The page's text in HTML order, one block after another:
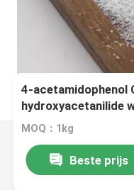
4-acetamidophenol
hydroxyacetanilide
MOQ：1kg
Beste prijs